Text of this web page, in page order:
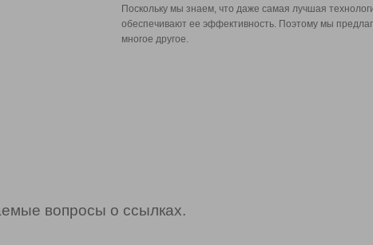
Поскольку мы знаем, что даже самая лучшая
обеспечивают ее эффективность. Поэтому мы
многое другое.
вопросы о ссылках.